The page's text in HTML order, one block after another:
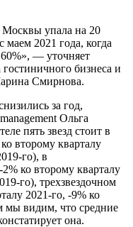
Москвы упала на 20
2021 года, когда
— уточняет
бизнеса и
Смирнова.
за год,
Ольга
пять звезд стоит в
второму кварталу
го), в
ко второму кварталу
го), трехзвездочном
2021-го, -9% ко
мы видим, что средние
она.